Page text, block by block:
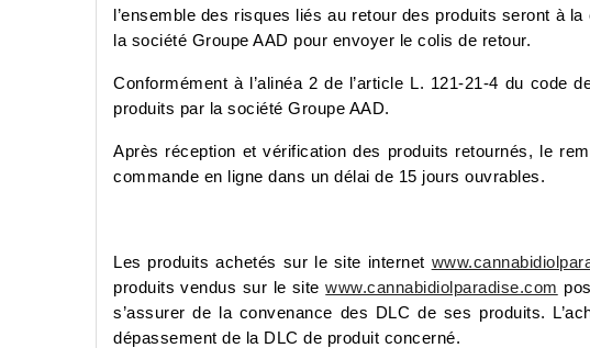
l’ensemble des risques liés au retour des produits seront à
la société Groupe AAD pour envoyer le colis de retour.
Conformément à l’alinéa 2 de l’article L. 121-21-4 du code
produits par la société Groupe AAD.
Après réception et vérification des produits retournés, le
commande en ligne dans un délai de 15 jours ouvrables.
Les produits achetés sur le site internet
produits vendus sur le sitewww.cannabidiolparadise.com
s’assurer de la convenance des DLC de ses produits.
dépassement de la DLC de produit concerné.